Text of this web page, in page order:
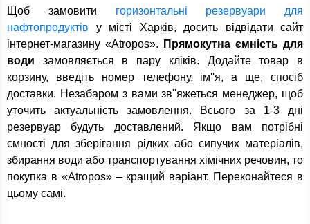
Щоб замовити горизонтальні резервуари для
нафтопродуктів у місті Харків, досить відвідати сайт
інтернет-магазину «Atropos».
Прямокутна ємність для
води замовляється в пару кліків. Додайте товар в
корзину, введіть номер телефону, ім''я, а ще, спосіб
доставки. Незабаром з вами зв''яжеться менеджер, щоб
уточить актуальність замовлення. Всього за 1-3 дні
резервуар будуть доставлений. Якщо вам потрібні
ємності для зберігання рідких або сипучих матеріалів,
збирання води або транспортування хімічних речовин, то
покупка в «Atropos» – кращий варіант. Переконайтеся в
цьому самі.